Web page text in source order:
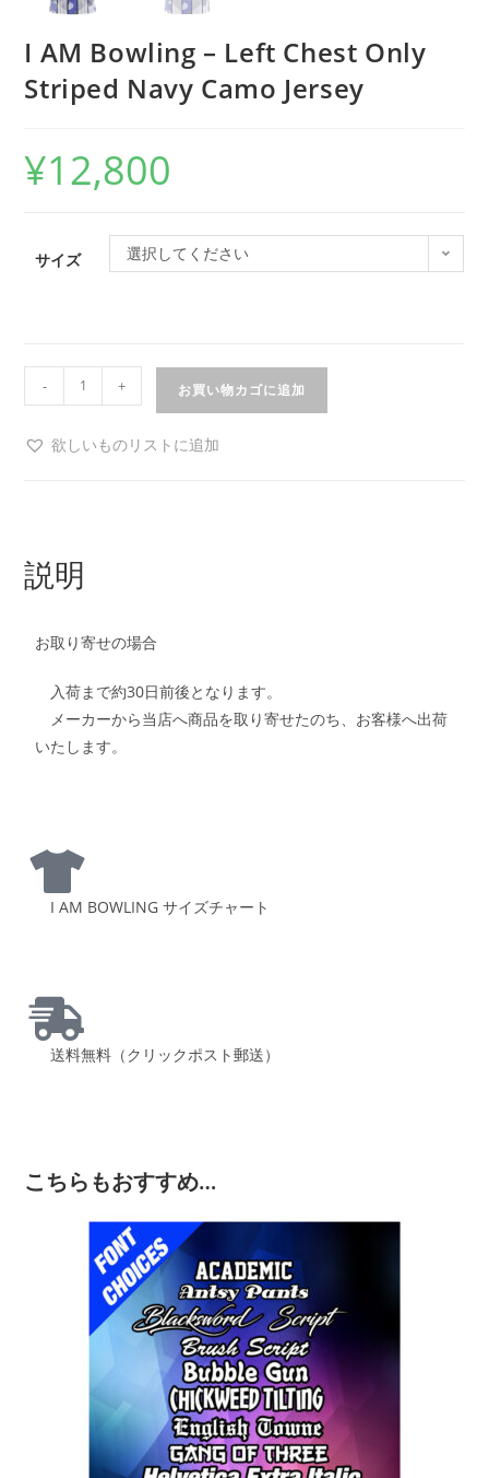
I AM Bowling – Left Chest Only
Striped Navy Camo Jersey
¥12,800
サイズ 選択してください
- + お買い物カゴに追加
欲しいものリストに追加
説明
お取り寄せの場合
入荷まで約30日前後となります。
メーカーから当店へ商品を取り寄せたのち、お客様へ出荷
いたします。
I AM BOWLING サイズチャート
送料無料（クリックポスト郵送）
こちらもおすすめ…